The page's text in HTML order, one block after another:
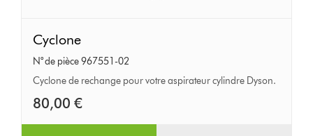
Cyclone
N° de pièce 967551-02
Cyclone de rechange pour votre aspirateur cylindre Dyson.
80,00 €